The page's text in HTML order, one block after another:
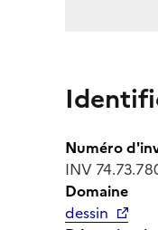
Numéro
INV
Domaine
dessin